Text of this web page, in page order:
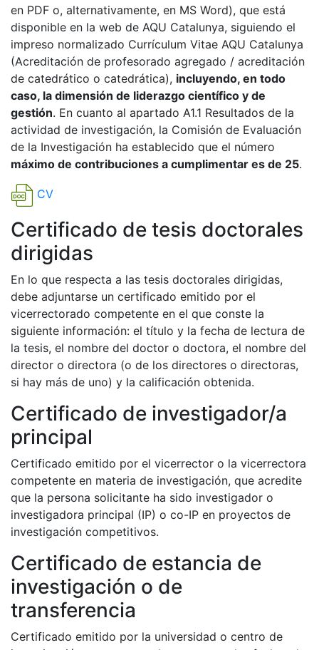
en PDF o, alternativamente, en MS Word), que está
disponible en la web de AQU Catalunya, siguiendo el
impreso normalizado Currículum Vitae AQU Catalunya
(Acreditación de profesorado agregado / acreditación
de catedrático o catedrática), incluyendo, en todo
caso, la dimensión de liderazgo científico y de
gestión. En cuanto al apartado A1.1 Resultados de la
actividad de investigación, la Comisión de Evaluación
de la Investigación ha establecido que el número
máximo de contribuciones a cumplimentar es de 25.
CV
Certificado de tesis doctorales
dirigidas
En lo que respecta a las tesis doctorales dirigidas,
debe adjuntarse un certificado emitido por el
vicerrectorado competente en el que conste la
siguiente información: el título y la fecha de lectura de
la tesis, el nombre del doctor o doctora, el nombre del
director o directora (o de los directores o directoras,
si hay más de uno) y la calificación obtenida.
Certificado de investigador/a
principal
Certificado emitido por el vicerrector o la vicerrectora
competente en materia de investigación, que acredite
que la persona solicitante ha sido investigador o
investigadora principal (IP) o co-IP en proyectos de
investigación competitivos.
Certificado de estancia de
investigación o de
transferencia
Certificado emitido por la universidad o centro de